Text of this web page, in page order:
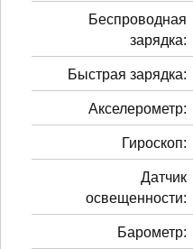
Беспроводная
зарядка:
Быстрая зарядка:
Акселерометр:
Гироскоп:
Датчик
освещенности:
Барометр: